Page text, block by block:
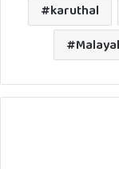
karuthal